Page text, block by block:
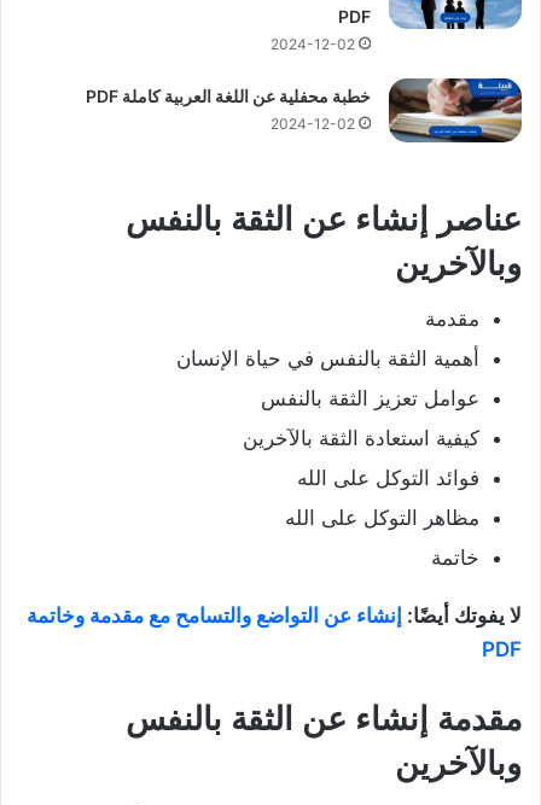
PDF
2024-12-02
خطبة محفلية عن اللغة العربية كاملة PDF
2024-12-02
عناصر إنشاء عن الثقة بالنفس
وبالآخرين
مقدمة
أهمية الثقة بالنفس في حياة الإنسان
عوامل تعزيز الثقة بالنفس
كيفية استعادة الثقة بالآخرين
فوائد التوكل على الله
مظاهر التوكل على الله
خاتمة
لا يفوتك أيضًا: إنشاء عن التواضع والتسامح مع مقدمة وخاتمة
PDF
مقدمة إنشاء عن الثقة بالنفس
وبالآخرين